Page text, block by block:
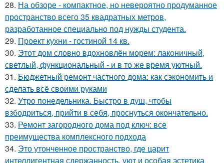
28. На обзоре - компактное, но невероятно продуманное
пространство всего 35 квадратных метров,
разработанное специально под нужды студента.
29. Проект кухни - гостиной 14 кв.
30. Этот дом словно вдохновлён морем: лаконичный,
светлый, функциональный - и в то же время уютный.
31. Бюджетный ремонт частного дома: как сэкономить и
сделать всё своими руками
32. Утро понедельника. Быстро в душ, чтобы
взбодриться, прийти в себя, проснуться окончательно.
33. Ремонт загородного дома под ключ: все
преимущества комплексного подхода
34. Это утонченное пространство, где царит
интеллигентная сдержанность, уют и особая эстетика